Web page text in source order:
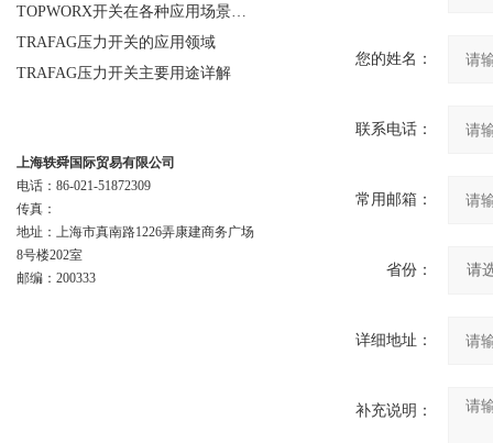
您的姓名：
联系电话：
常用邮箱：
省份：
详细地址：
补充说明：
TOPWORX开关在各种应用场景中的功能
TRAFAG压力开关的应用领域
TRAFAG压力开关主要用途详解
上海轶舜国际贸易有限公司
电话：86-021-51872309
传真：
地址：上海市真南路1226弄康建商务广场
8号楼202室
邮编：200333